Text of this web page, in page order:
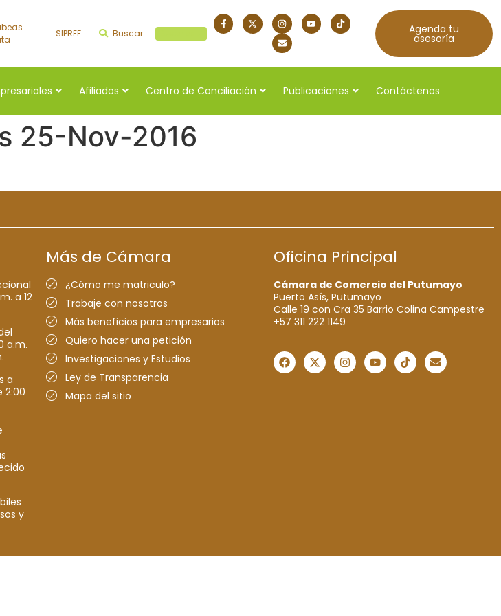
SIPREF Buscar Agenda tu
asesoría
Afiliados Centro de Conciliación Publicaciones Contáctenos
25-Nov-2016
a 12
a.m.
a
2:00
y
Más de Cámara
¿Cómo me matriculo?
Trabaje con nosotros
Más beneficios para empresarios
Quiero hacer una petición
Investigaciones y Estudios
Ley de Transparencia
Mapa del sitio
Oficina Principal
Cámara de Comercio del Putumayo
Puerto Asís, Putumayo
Calle 19 con Cra 35 Barrio Colina Campestre
+57 311 222 1149